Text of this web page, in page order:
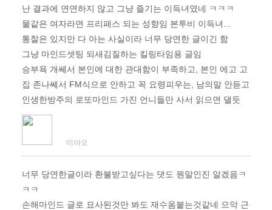
난 결과에 연연하지 않고 그냥 즐기는 이득녀였네 ㅋㅋㅋ
물같은 여자라면 프리패스 되는 성향임 본투비 이득녀...
통찰은 있지만 다 아는 사실이라 너무 당연한 글이긴 함
그냥 마인드셋팅 되새김질하는 킬링타임용 글임
승부욕 개쎄서 본인에 대한 관대함이 부족하고, 본인 에고 고
집 존나쎄서 FM식으로 안하고 꼭 요령피우는, 남의말 안듣고
인생한방주의 로또마인드 가진 언니들만 사서 읽으면 댈듯
미야오
너무 당연한글이라 환불받고싶다는 댓도 뭔말인진 알겠음ㅋ
ㅋㅋ
손해마인드 글로 묘사된것만 봐도 재수옴붙는것같네 으악 근